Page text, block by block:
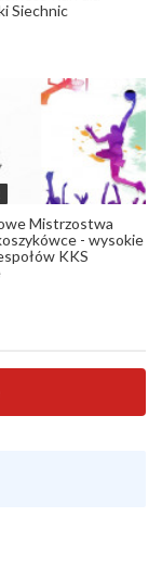
Siechnic
Mistrzostwa
- wysokie
KKS